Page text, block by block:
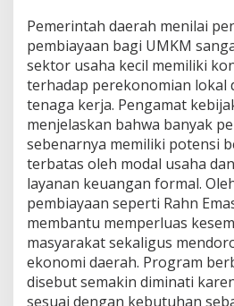
Pemerintah daerah menilai
pembiayaan bagi UMKM
sektor usaha kecil memiliki
terhadap perekonomian lokal
tenaga kerja. Pengamat
menjelaskan bahwa banyak
sebenarnya memiliki potensi
terbatas oleh modal usaha
layanan keuangan formal.
pembiayaan seperti Rahn
membantu memperluas
masyarakat sekaligus
ekonomi daerah. Program
disebut semakin diminati
sesuai dengan kebutuhan